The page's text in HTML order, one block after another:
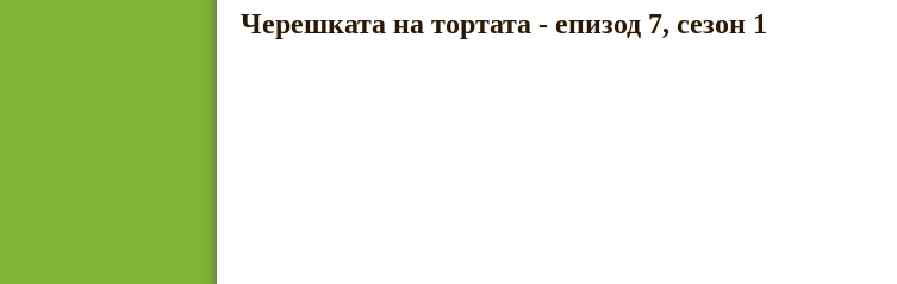
Черешката на тортата - епизод 7, сезон 1